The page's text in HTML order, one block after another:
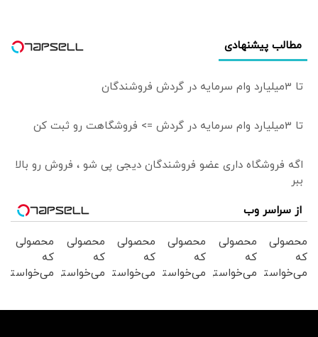
مطالب پیشنهادی
تا 3میلیارد وام سرمایه در گردش فروشندگان
تا 3میلیارد وام سرمایه در گردش => فروشگاهت رو ثبت کن
اگه فروشگاه داری عضو فروشندگان دیجی پی شو ، فروش رو بالا
ببر
از سراسر وب
محصولی
که
می‌خواستی
محصولی
که
می‌خواستی
محصولی
که
می‌خواستی
محصولی
که
می‌خواستی
محصولی
که
می‌خواستی
محصولی
که
می‌خواستی